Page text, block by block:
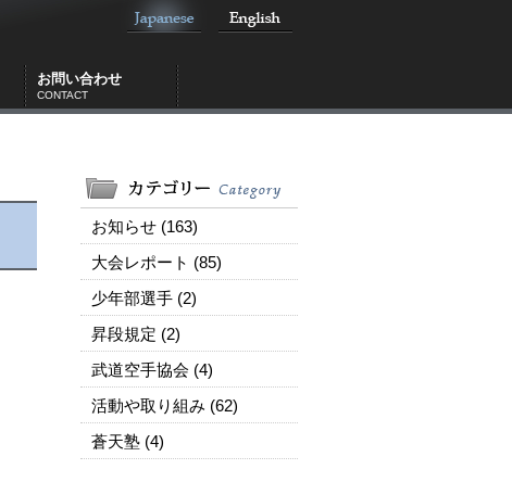
お問い合わせ
CONTACT
お知らせ (163)
大会レポート (85)
少年部選手 (2)
昇段規定 (2)
武道空手協会 (4)
活動や取り組み (62)
蒼天塾 (4)